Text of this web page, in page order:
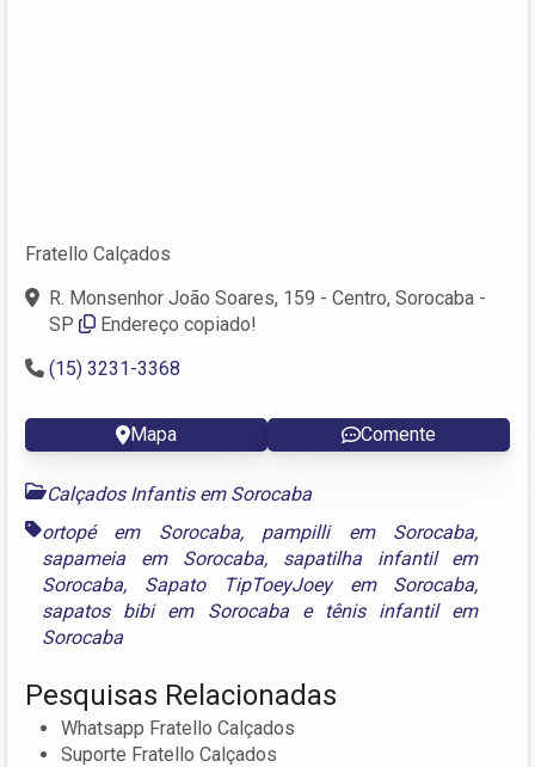
Fratello Calçados
R. Monsenhor João Soares, 159 - Centro, Sorocaba -
SP
Endereço copiado!
(15) 3231-3368
Mapa Comente
Calçados Infantis em Sorocaba
ortopé em Sorocaba, pampilli em Sorocaba,
sapameia em Sorocaba, sapatilha infantil em
Sorocaba, Sapato TipToeyJoey em Sorocaba,
sapatos bibi em Sorocabae tênis infantil em
Sorocaba
Pesquisas Relacionadas
Whatsapp Fratello Calçados
Suporte Fratello Calçados